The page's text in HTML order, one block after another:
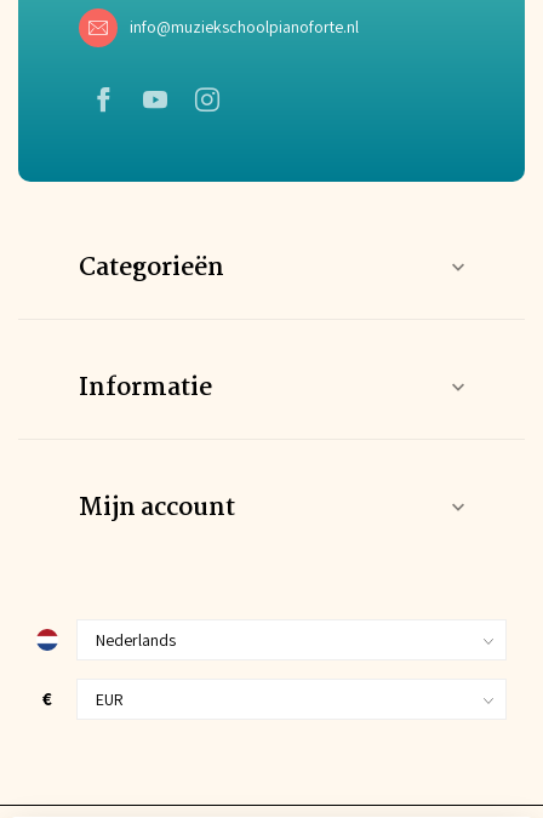
info@muziekschoolpianoforte.nl
Categorieën
Informatie
Mijn account
€